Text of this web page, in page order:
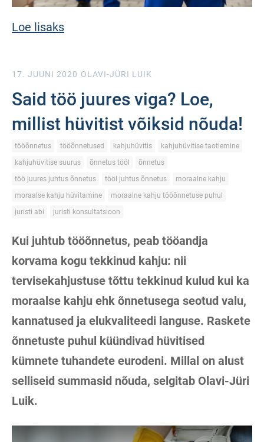
Loe lisaks
17. JUUNI 2020 OLAVI-JÜRI LUIK
Said töö juures viga? Loe,
millist hüvitist võiksid nõuda!
tööõnnetus tööõnnetused kahjuhüvitis
kahjuhüvitise taotlemine
kahjuhüvitise suurus
õnnetus tööl
õnnetus
töö juures juhtus õnnetus
tööl juhtus õnnetus
moraalne kahju
moraalse kahju hüvitamine
moraalne kahju tööõnnetuse puhul
juristi abi
juristi konsultatsioon
Kui juhtub tööõnnetus, peab tööandja
korvama kogu tekkinud kahju: nii
tervisekahjustuse tõttu tekkinud kulud kui ka
moraalse kahju ehk õnnetusega seotud valu,
kannatused ja elukvaliteedi languse. Raskete
õnnetuste puhul küündivad hüvitised
kümnete tuhandete eurodeni. Millal on alust
selliseid summasid nõuda, selgitab Olavi-Jüri
Luik.